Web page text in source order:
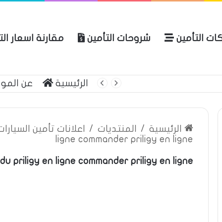
التأمين شروحات التأمين مقارنة اسعار
الرئيسية عن
الرئيسية / المنتديات / اعلانات تأمين
ligne commander priligy en ligne
priligy en ligne commander priligy en ligne